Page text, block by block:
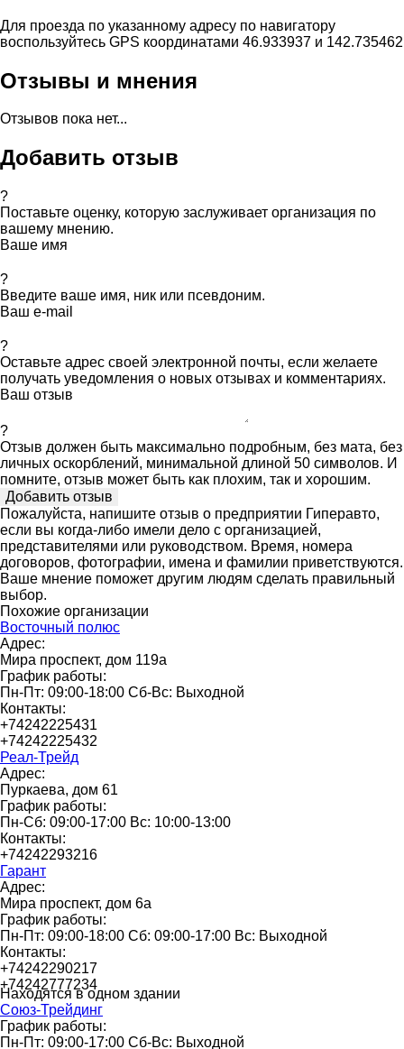
Для проезда по указанному адресу по навигатору
воспользуйтесь GPS координатами 46.933937 и 142.735462
Отзывы и мнения
Отзывов пока нет...
Добавить отзыв
?
Поставьте оценку, которую заслуживает организация по
вашему мнению.
Ваше имя
?
Введите ваше имя, ник или псевдоним.
Ваш e-mail
?
Оставьте адрес своей электронной почты, если желаете
получать уведомления о новых отзывах и комментариях.
Ваш отзыв
?
Отзыв должен быть максимально подробным, без мата, без
личных оскорблений, минимальной длиной 50 символов. И
помните, отзыв может быть как плохим, так и хорошим.
Пожалуйста, напишите отзыв о предприятии Гиперавто,
если вы когда-либо имели дело с организацией,
представителями или руководством. Время, номера
договоров, фотографии, имена и фамилии приветствуются.
Ваше мнение поможет другим людям сделать правильный
выбор.
Похожие организации
Восточный полюс
Адрес:
Мира проспект, дом 119а
График работы:
Пн-Пт: 09:00-18:00 Сб-Вс: Выходной
Контакты:
+74242225431
+74242225432
Реал-Трейд
Адрес:
Пуркаева, дом 61
График работы:
Пн-Сб: 09:00-17:00 Вс: 10:00-13:00
Контакты:
+74242293216
Гарант
Адрес:
Мира проспект, дом 6а
График работы:
Пн-Пт: 09:00-18:00 Сб: 09:00-17:00 Вс: Выходной
Контакты:
+74242290217
+74242777234
Находятся в одном здании
Союз-Трейдинг
График работы:
Пн-Пт: 09:00-17:00 Сб-Вс: Выходной